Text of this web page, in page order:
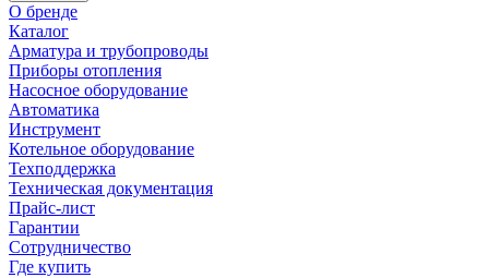
О бренде
Каталог
Арматура и трубопроводы
Приборы отопления
Насосное оборудование
Автоматика
Инструмент
Котельное оборудование
Техподдержка
Техническая документация
Прайс-лист
Гарантии
Сотрудничество
Где купить